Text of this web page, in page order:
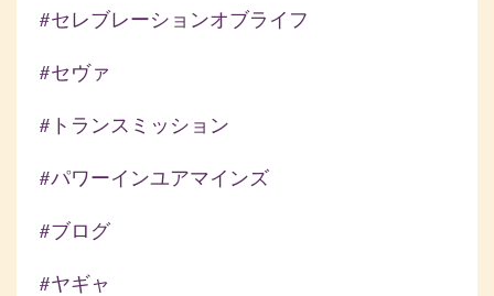
#セレブレーションオブライフ
#セヴァ
#トランスミッション
#パワーインユアマインズ
#ブログ
#ヤギャ